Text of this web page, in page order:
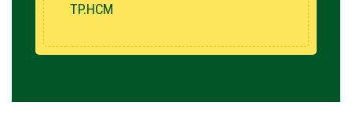
TP.HCM